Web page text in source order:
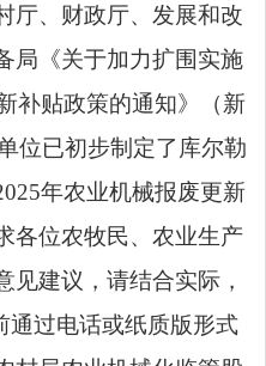
厅、财政厅、发展和改
局《关于加力扩围实施
补贴政策的通知》（新
位已初步制定了库尔勒
年农业机械报废更新
各位农牧民、农业生产
见建议，请结合实际，
通过电话或纸质版形式